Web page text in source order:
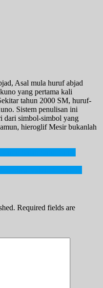
Asal mula huruf abjad
yang pertama kali
tahun 2000 SM, huruf-
Sistem penulisan ini
dari simbol-simbol yang
hieroglif Mesir bukanlah
Required fields are